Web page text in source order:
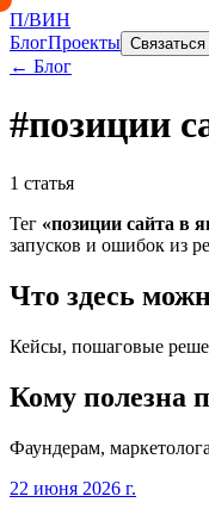
П/ВИН
БлогПроекты Связаться
← Блог
#позиции
1 статья
Тег «позиции сайта в
запусков и ошибок из
Что здесь
Кейсы, пошаговые
Кому полезна
Фаундерам,
22 июня 2026 г.